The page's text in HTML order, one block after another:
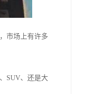
市场上有许多
SUV、还是大